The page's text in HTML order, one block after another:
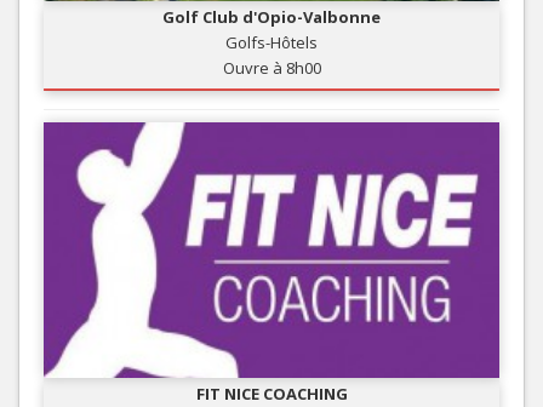
Golf Club d'Opio-Valbonne
Golfs-Hôtels
Ouvre à 8h00
FIT NICE COACHING